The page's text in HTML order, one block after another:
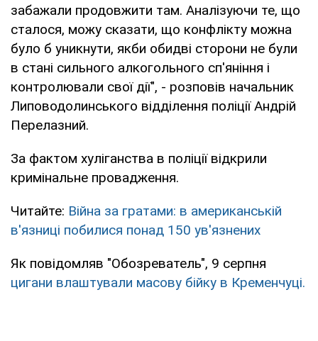
забажали продовжити там. Аналізуючи те, що
сталося, можу сказати, що конфлікту можна
було б уникнути, якби обидві сторони не були
в стані сильного алкогольного сп'яніння і
контролювали свої дії", - розповів начальник
Липоводолинського відділення поліції Андрій
Перелазний.
За фактом хуліганства в поліції відкрили
кримінальне провадження.
Читайте: Війна за гратами: в американській
в'язниці побилися понад 150 ув'язнених
Як повідомляв "Обозреватель", 9 серпня
цигани влаштували масову бійку в Кременчуці.